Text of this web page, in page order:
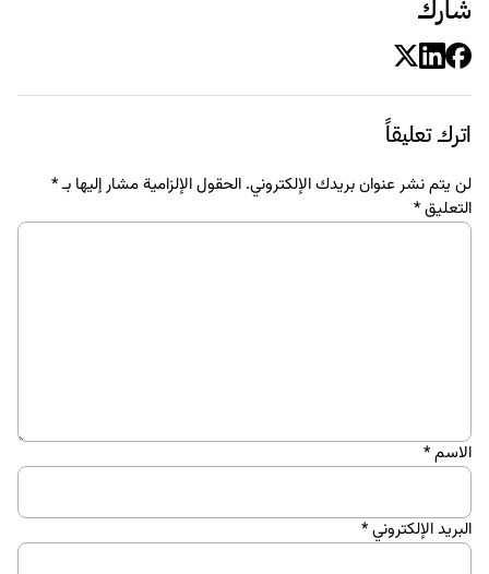
شارك
اترك تعليقاً
لن يتم نشر عنوان بريدك الإلكتروني. الحقول الإلزامية مشار إليها بـ*
التعليق*
الاسم*
البريد الإلكتروني*